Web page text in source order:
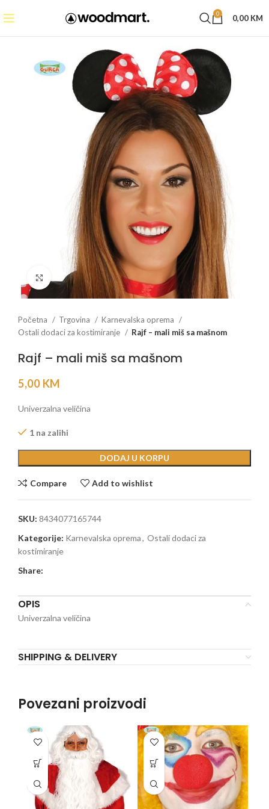
0 0,00 KM
Click to enlarge
Početna Trgovina
Karnevalska oprema
Ostali dodaci za kostimiranje
Rajf – mali miš sa mašnom
Rajf – mali miš sa mašnom
5,00 KM
Univerzalna veličina
1 na zalihi
DODAJ U KORPU
Compare Add to wishlist
SKU: 8434077165744
Kategorije: Karnevalska oprema, Ostali dodaci za
kostimiranje
Share:
OPIS
Univerzalna veličina
SHIPPING & DELIVERY
Povezani proizvodi